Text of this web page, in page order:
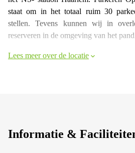
staat om in het totaal ruim 30
stellen. Tevens kunnen wij in
reserveren in de omgeving van het
Lees meer over de locatie
Informatie &